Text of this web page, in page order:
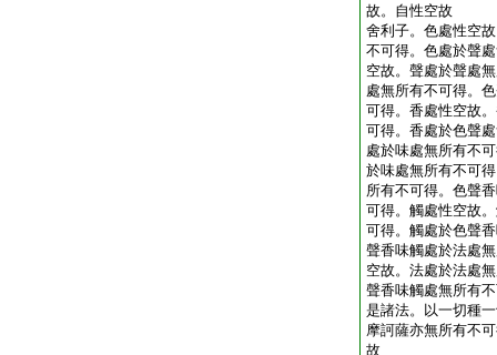
故。自性空故
舍利子。色處性空
不可得。色處於聲
空故。聲處於聲處
處無所有不可得。
可得。香處性空故
可得。香處於色聲
處於味處無所有不
於味處無所有不可
所有不可得。色聲
可得。觸處性空故
可得。觸處於色聲
聲香味觸處於法處
空故。法處於法處
聲香味觸處無所有
是諸法。以一切種
摩訶薩亦無所有不
故